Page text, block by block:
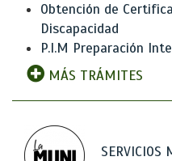
Obtención de
Discapacidad
P.I.M Preparación
MÁS TRÁMITES
SERVICIOS